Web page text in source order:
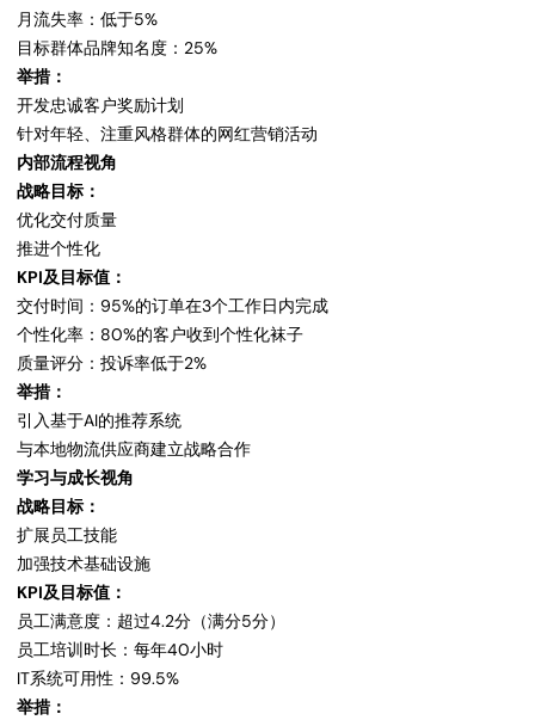
月流失率：低于5%
目标群体品牌知名度：25%
举措：
开发忠诚客户奖励计划
针对年轻、注重风格群体的网红营销活动
内部流程视角
战略目标：
优化交付质量
推进个性化
KPI及目标值：
交付时间：95%的订单在3个工作日内完成
个性化率：80%的客户收到个性化袜子
质量评分：投诉率低于2%
举措：
引入基于AI的推荐系统
与本地物流供应商建立战略合作
学习与成长视角
战略目标：
扩展员工技能
加强技术基础设施
KPI及目标值：
员工满意度：超过4.2分（满分5分）
员工培训时长：每年40小时
IT系统可用性：99.5%
举措：